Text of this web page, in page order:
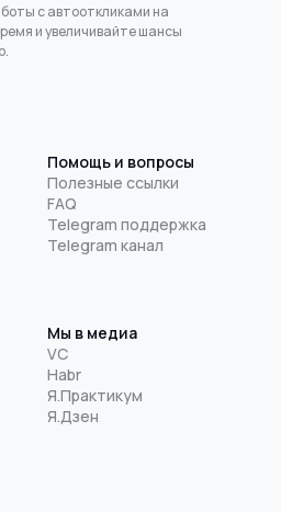
с автооткликами на
и увеличивайте шансы
Помощь и вопросы
Полезные ссылки
FAQ
Telegram поддержка
Telegram канал
Мы в медиа
VC
Habr
Я.Практикум
Я.Дзен